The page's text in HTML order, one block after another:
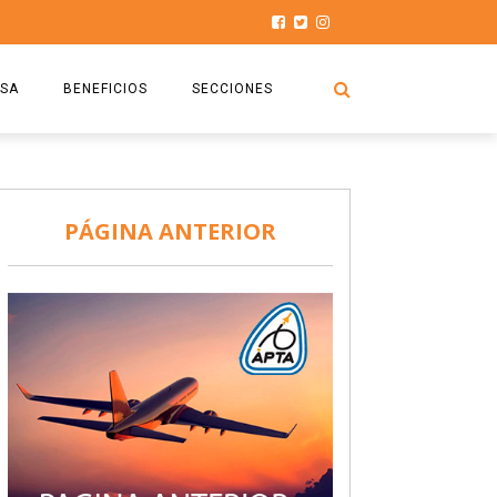
BENEFICIOS
COMISIÓN
SECCIONES
SEGURIDAD AÉREA
TURISMO Y RECREACIÓN
VIDEOS
PÁGINA ANTERIOR